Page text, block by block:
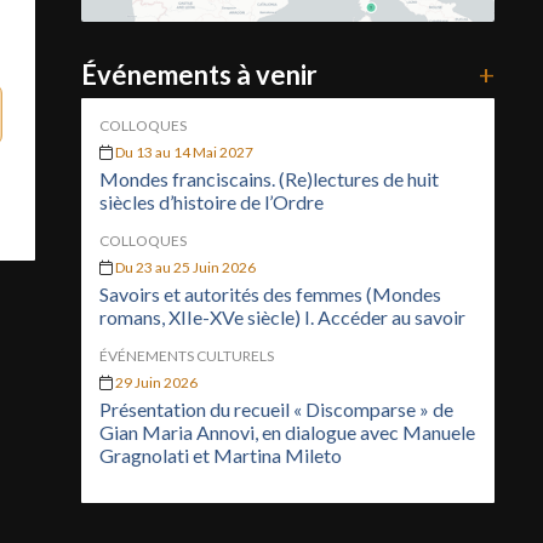
Événements à venir +
COLLOQUES
Du 13 au 14 Mai 2027
Mondes franciscains. (Re)lectures de huit
siècles d’histoire de l’Ordre
COLLOQUES
Du 23 au 25 Juin 2026
Savoirs et autorités des femmes (Mondes
romans, XIIe-XVe siècle) I. Accéder au savoir
ÉVÉNEMENTS CULTURELS
29 Juin 2026
Présentation du recueil « Discomparse » de
Gian Maria Annovi, en dialogue avec Manuele
Gragnolati et Martina Mileto